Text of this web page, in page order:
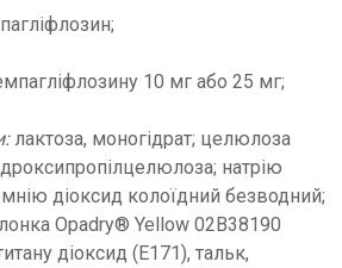
10 мг або 25 мг;
лактоза, моногідрат; целюлоза
натрію
діоксид колоїдний безводний;
Opadry® Yellow 02B38190
діоксид (E171), тальк,